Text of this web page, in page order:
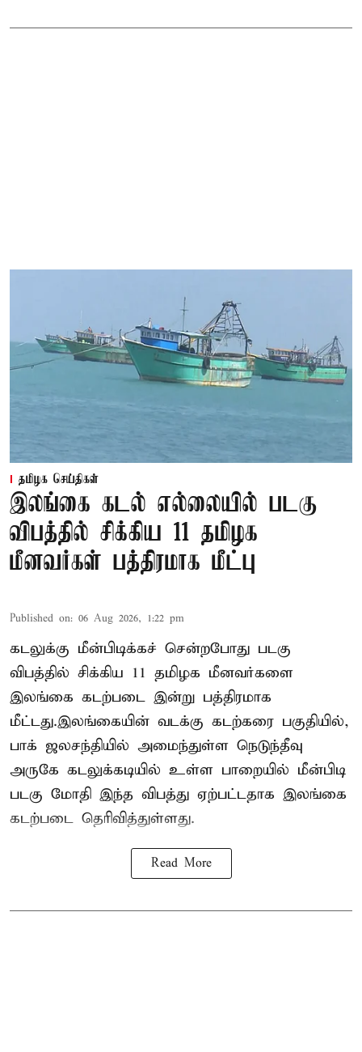
தமிழக செய்திகள்
இலங்கை கடல் எல்லையில் படகு
விபத்தில் சிக்கிய 11 தமிழக
மீனவர்கள் பத்திரமாக மீட்பு
Published on: 06 Aug 2026, 1:22 pm
கடலுக்கு மீன்பிடிக்கச் சென்றபோது படகு
விபத்தில் சிக்கிய 11 தமிழக மீனவர்களை
இலங்கை கடற்படை இன்று பத்திரமாக
மீட்டது.இலங்கையின் வடக்கு கடற்கரை பகுதியில்,
பாக் ஜலசந்தியில் அமைந்துள்ள நெடுந்தீவு
அருகே கடலுக்கடியில் உள்ள பாறையில் மீன்பிடி
படகு மோதி இந்த விபத்து ஏற்பட்டதாக இலங்கை
கடற்படை தெரிவித்துள்ளது.
Read More